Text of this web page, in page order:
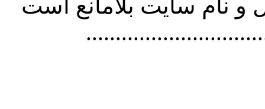
نام سايت بلامانع است